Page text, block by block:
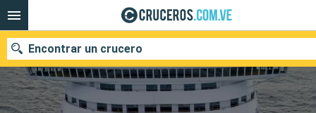
Encontrar un crucero